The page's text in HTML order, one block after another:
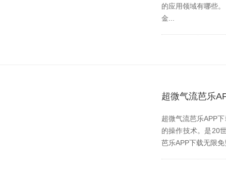
的应用领域有哪些
金...
超微气流芭乐
超微气流芭乐APP
的操作技术。是
芭乐APP下载无限免费